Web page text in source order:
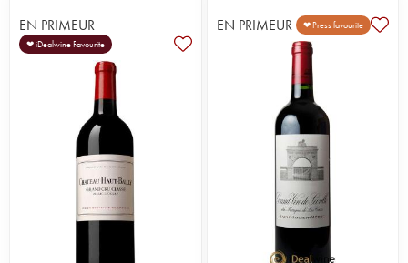
EN PRIMEUR
❤ iDealwine Favourite
EN PRIMEUR ❤ Press favourite